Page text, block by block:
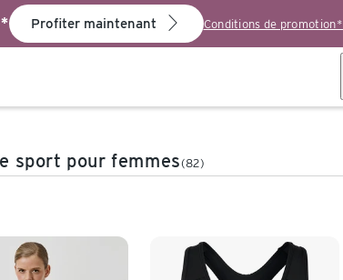
Profiter maintenant Conditions de promotion*
sport pour femmes(82)